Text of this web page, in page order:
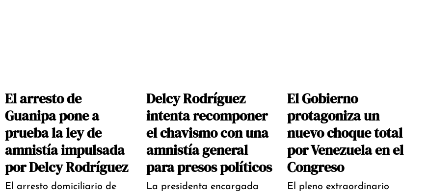
El arresto de
Guanipa pone a
prueba la ley de
amnistía impulsada
por Delcy Rodríguez
El arresto domiciliario de
Delcy Rodríguez
intenta recomponer
el chavismo con una
amnistía general
para presos políticos
La presidenta encargada
El Gobierno
protagoniza un
nuevo choque total
por Venezuela en el
Congreso
El pleno extraordinario